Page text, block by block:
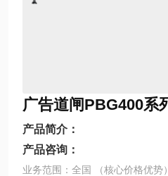
广告道闸PBG400系
产品简介：
产品咨询：
业务范围：全国 （核心价格优势）